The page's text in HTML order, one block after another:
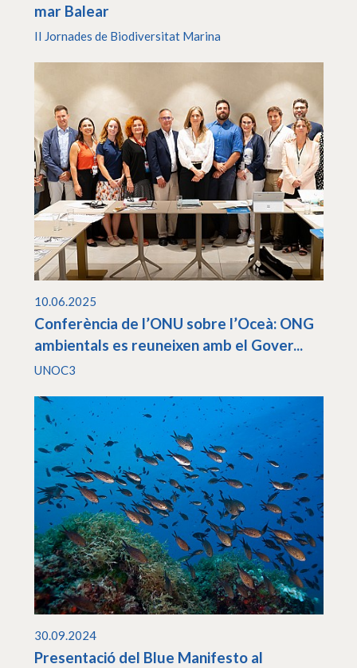
mar Balear
II Jornades de Biodiversitat Marina
10.06.2025
Conferència de l’ONU sobre l’Oceà: ONG
ambientals es reuneixen amb el Gover...
UNOC3
30.09.2024
Presentació del Blue Manifesto al